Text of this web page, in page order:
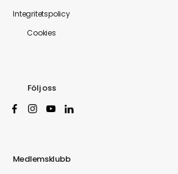
Integritetspolicy
Cookies
Följ oss
Medlemsklubb